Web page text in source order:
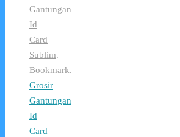
Gantungan
Id
Card
Sublim.
Bookmark.
Grosir
Gantungan
Id
Card